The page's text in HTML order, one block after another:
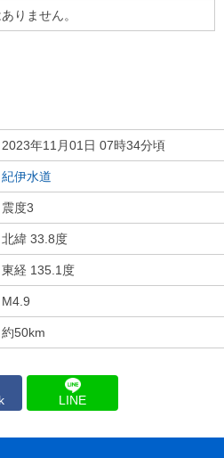
りません。
2023年11月01日 07時34分頃
紀伊水道
震度3
北緯 33.8度
東経 135.1度
M4.9
約50km
LINE